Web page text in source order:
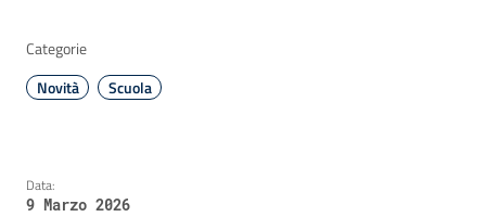
Categorie
Novità
Scuola
Data:
9 Marzo 2026